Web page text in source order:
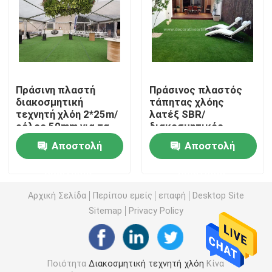
Τεχνητή τύρφη χλόης
Πέταλα τεχνητού λουλουδιού
Σφαίρα τεχνητών λουλουδιών
Διακοσμητικές διακοσμήσεις
Τεχνητό χαλί βρύου
Πράσινη πλαστή
διακοσμητική
τεχνητή χλόη 2*25m/
ρόλος 50mm για τα
υπαίθρια γεγονότα
Αποστολή
Πράσινος πλαστός
τάπητας χλόης
λατέξ SBR/
διακοσμητικός
τεχνητός
χορτοτάπητας χλόης
για εσωτερικά 30mm
Αποστολή
Αρχική Σελίδα Περίπου εμείς επαφή
Desktop Site
Sitemap
Privacy Policy
ΠοιότηταΔιακοσμητική τεχνητή χλόη Κίνα